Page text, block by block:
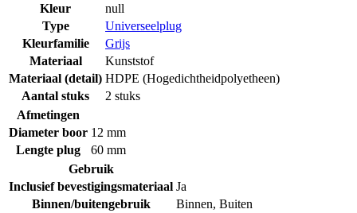
Kleur
null
Type
Universeelplug
Kleurfamilie
Grijs
Materiaal
Kunststof
Materiaal (detail) HDPE (Hogedichtheidpolyetheen)
Aantal stuks
2 stuks
Afmetingen
Diameter boor 12 mm
Lengte plug
60 mm
Gebruik
Inclusief bevestigingsmateriaal Ja
Binnen/buitengebruik
Binnen, Buiten